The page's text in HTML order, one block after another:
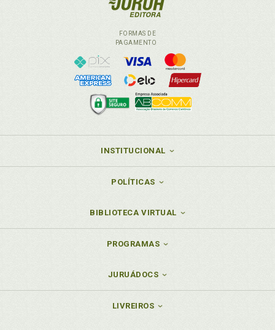
FORMAS DE
PAGAMENTO
INSTITUCIONAL
POLÍTICAS
BIBLIOTECA VIRTUAL
PROGRAMAS
JURUÁDOCS
LIVREIROS